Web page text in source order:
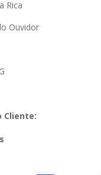
Rica
Ouvidor
Cliente: